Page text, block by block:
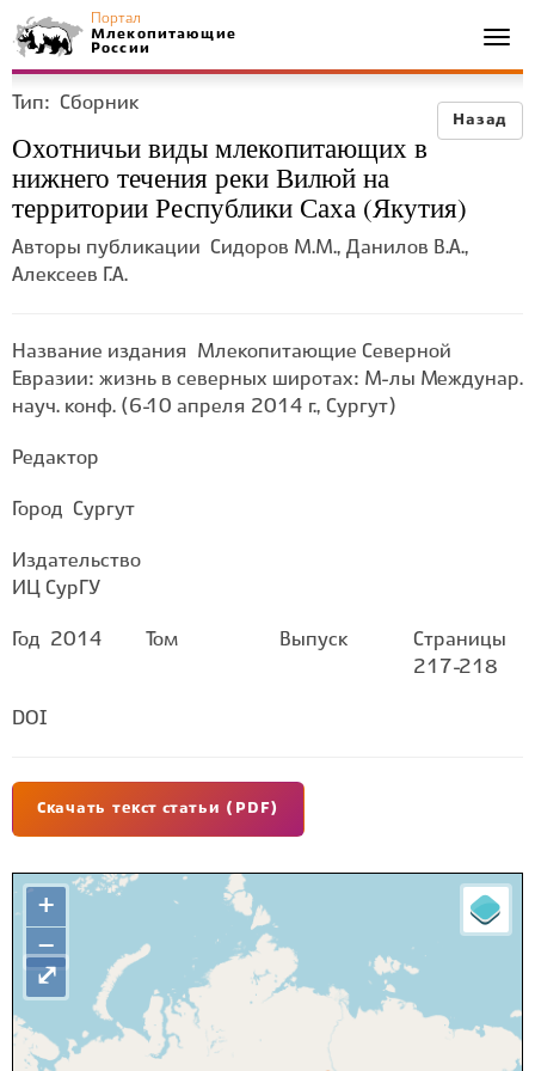
Портал
Млекопитающие
России
Назад
Тип: Сборник
Охотничьи виды млекопитающих в
нижнего течения реки Вилюй на
территории Республики Саха (Якутия)
Авторы публикации Сидоров М.М., Данилов В.А.,
Алексеев Г.А.
Название издания
Млекопитающие Северной
Евразии: жизнь в северных широтах: М-лы Междунар.
науч. конф. (6-10 апреля 2014 г., Сургут)
Редактор
Город Сургут
Издательство
ИЦ СурГУ
Год 2014 Том Выпуск
Страницы
217-218
DOI
Скачать текст статьи (PDF)
+
−
⤢